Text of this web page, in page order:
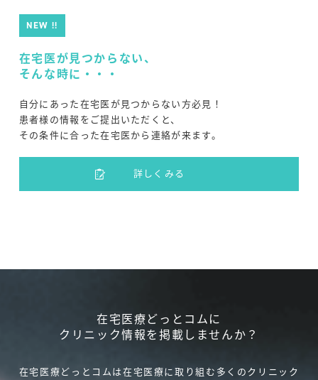
NEW !!
在宅医が見つからない、
そんな時に・・・
自分にあった在宅医が見つからない方必見！
患者様の情報をご提出いただくと、
その条件に合った在宅医から連絡が来ます。
詳しくみる
在宅医療どっとコムに
クリニック情報を掲載しませんか？
在宅医療どっとコムは在宅医療に取り組む多くのクリニック